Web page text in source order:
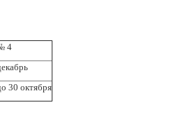
4
30 октября